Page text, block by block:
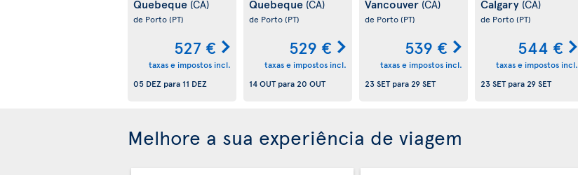
Quebeque (CA)
de Porto(PT)
527 €
taxas e impostos incl.
05 DEZ para 11 DEZ
Quebeque (CA)
de Porto(PT)
529 €
taxas e impostos incl.
14 OUTpara20 OUT
Vancouver (CA)
de Porto(PT)
539 €
taxas e impostos incl.
23 SETpara29 SET
Calgary (CA)
de Porto(PT)
544 €
taxas e impostos incl.
23 SETpara29 SET
Melhore a sua experiência de viagem